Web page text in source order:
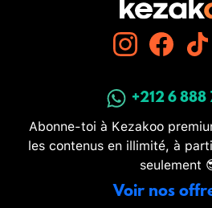
+212 6 888
Abonne-toi à Kezakoo
les contenus en illimité, à
seulement
Voir nos